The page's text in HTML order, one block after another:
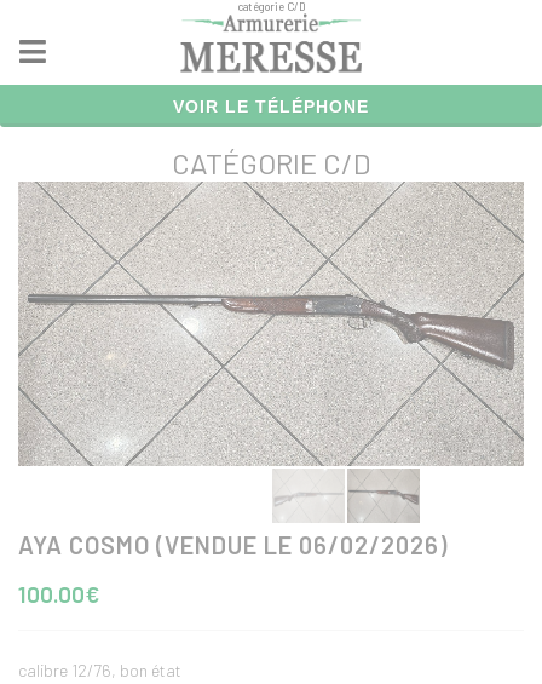
catégorie C/D
VOIR LE TÉLÉPHONE
CATÉGORIE C/D
AYA COSMO (VENDUE LE 06/02/2026)
100.00€
calibre 12/76, bon état
Panneau de gestion des cookies